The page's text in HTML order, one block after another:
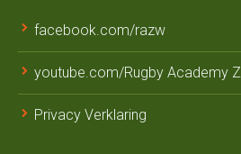
facebook.com/razw
youtube.com/Rugby Academy
Privacy Verklaring